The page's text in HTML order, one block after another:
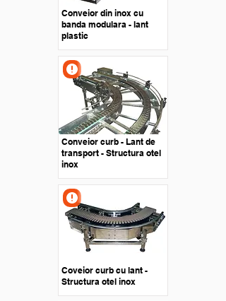
Conveior din inox cu
banda modulara - lant
plastic
Conveior curb - Lant de
transport - Structura otel
inox
Coveior curb cu lant -
Structura otel inox